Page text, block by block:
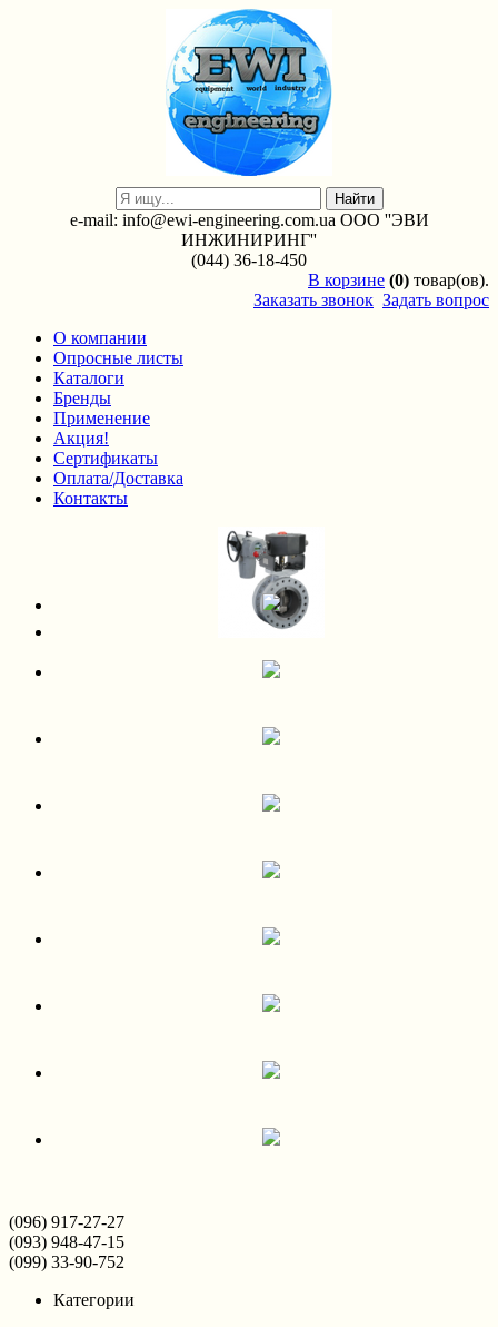
e-mail: info@ewi-engineering.com.ua ООО ''ЭВИ
ИНЖИНИРИНГ''
(044) 36-18-450
В корзине (0) товар(ов).
Заказать звонок Задать вопрос
О компании
Опросные листы
Каталоги
Бренды
Применение
Акция!
Сертификаты
Оплата/Доставка
Контакты
(096) 917-27-27
(093) 948-47-15
(099) 33-90-752
Категории